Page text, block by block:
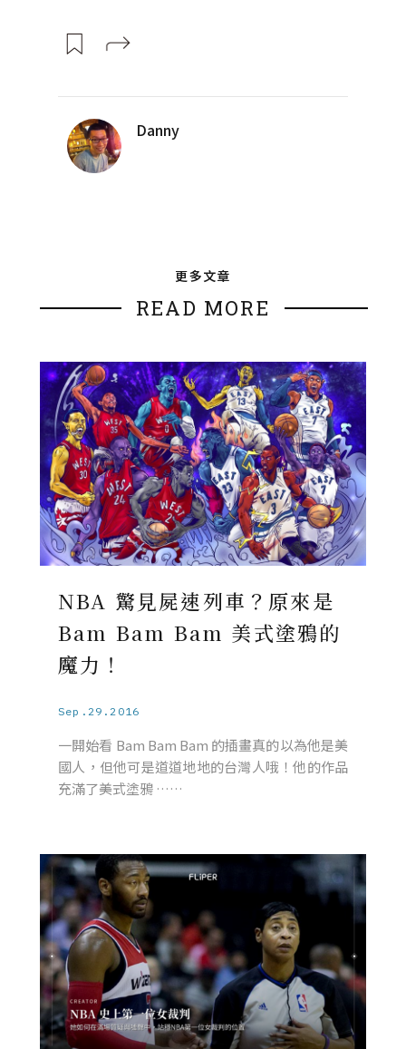
Danny
更多文章
READ MORE
NBA 驚見屍速列車？原來是
Bam Bam Bam 美式塗鴉的
魔力！
Sep.29.2016
一開始看 Bam Bam Bam 的插畫真的以為他是美
國人，但他可是道道地地的台灣人哦！他的作品
充滿了美式塗鴉 ……